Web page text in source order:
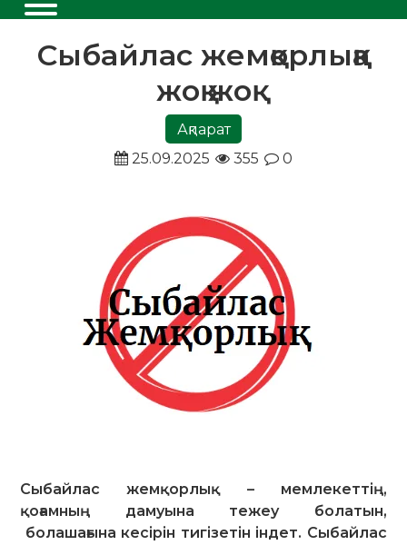
Сыбайлас жемқорлыққа
жоқ жоқ
Ақпарат
25.09.2025
355 0
Сыбайлас жемқорлық – мемлекеттің,
қоғамның дамуына тежеу болатын,
болашағына кесірін тигізетін індет. Сыбайлас